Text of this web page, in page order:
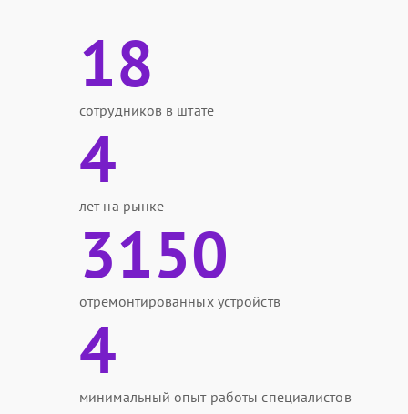
18
сотрудников в штате
4
лет на рынке
3150
отремонтированных устройств
4
минимальный опыт работы специалистов